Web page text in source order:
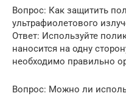
Вопрос: Как защитить
ультрафиолетового
Ответ: Используйте
наносится на одну
необходимо правильно
Вопрос: Можно ли